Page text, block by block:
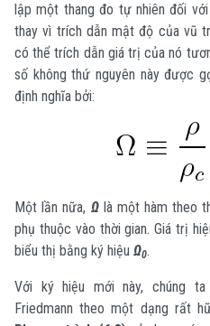
lập một thang đo tự nhiên đối
thay vì trích dẫn mật độ của vũ
có thể trích dẫn giá trị của nó
số không thứ nguyên này được
định nghĩa bởi:
Một lần nữa, Ωlà một hàm theo
phụ thuộc vào thời gian. Giá trị
biểu thị bằng ký hiệu Ω0.
Với ký hiệu mới này, chúng
Friedmann theo một dạng rất